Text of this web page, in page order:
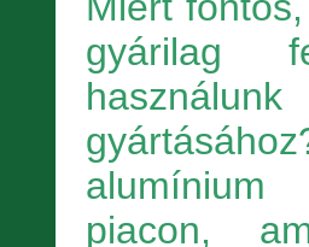
gyárilag
piacon,